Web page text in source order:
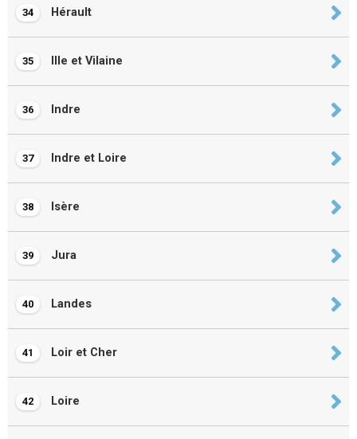
34 Hérault
35 Ille et Vilaine
36 Indre
37 Indre et Loire
38 Isère
39 Jura
40 Landes
41 Loir et Cher
42 Loire